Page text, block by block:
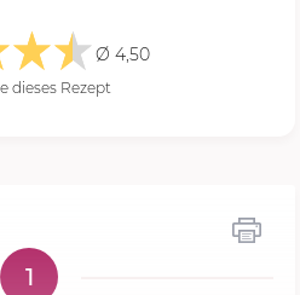
Ø 4,50
dieses Rezept
1